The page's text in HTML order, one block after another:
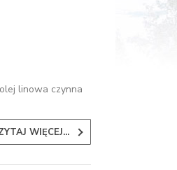
linowa czynna
WIĘCEJ...